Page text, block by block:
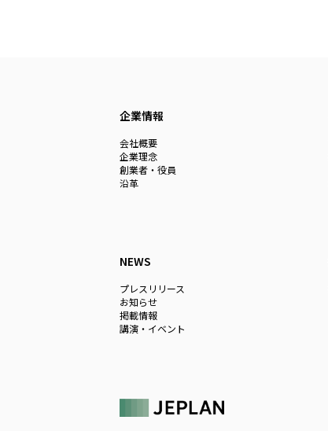
企業情報
会社概要
企業理念
創業者・役員
沿革
NEWS
プレスリリース
お知らせ
掲載情報
講演・イベント